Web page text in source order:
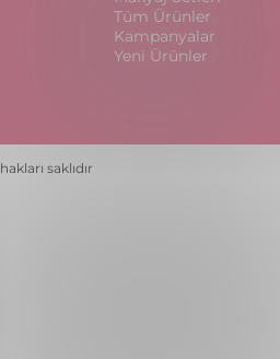
Tüm Ürünler
Kampanyalar
Yeni Ürünler
saklıdır